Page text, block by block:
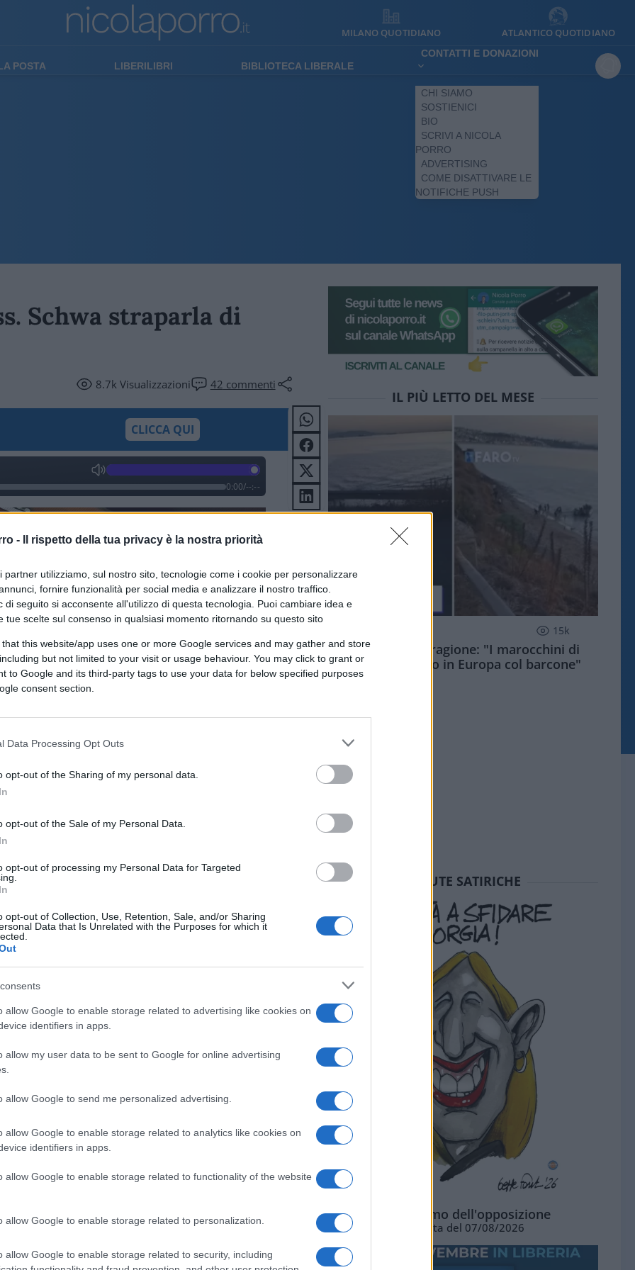
- Il rispetto della tua privacy è la nostra priorità
partner utilizziamo, sul nostro sito, tecnologie come i cookie per personalizzare
fornire funzionalità per social media e analizzare il nostro traffico.
di seguito si acconsente all'utilizzo di questa tecnologia. Puoi cambiare idea e
tue scelte sul consenso in qualsiasi momento ritornando su questo sito
that this website/app uses one or more Google services and may gather and store
but not limited to your visit or usage behaviour. You may click to grant or
to Google and its third-party tags to use your data for below specified purposes
consent section.
Data Processing Opt Outs
opt-out of the Sharing of my personal data.
opt-out of the Sale of my Personal Data.
opt-out of processing my Personal Data for Targeted
opt-out of Collection, Use, Retention, Sale, and/or Sharing
Data that Is Unrelated with the Purposes for which it
allow Google to enable storage related to advertising like cookies on
identifiers in apps.
allow my user data to be sent to Google for online advertising
allow Google to send me personalized advertising.
allow Google to enable storage related to analytics like cookies on
identifiers in apps.
allow Google to enable storage related to functionality of the website
allow Google to enable storage related to personalization.
allow Google to enable storage related to security, including
MILANO QUOTIDIANO ATLANTICO QUOTIDIANO
POSTA LIBERILIBRI BIBLIOTECA LIBERALE
CONTATTI E DONAZIONI
CHI SIAMO
SOSTIENICI
BIO
SCRIVI A NICOLA
PORRO
ADVERTISING
COME DISATTIVARE LE
NOTIFICHE PUSH
Schwa straparla di
8.7kVisualizzazioni 42 commenti
CLICCA QUI
0:00/--:--
il cerchio alla testa dopo una nottata a
c’è:
meglio. Più parla, infatti, e più la
Enrico Letta, non ci siamo mai
di consueto lo schwa (!). Ma cosa
persona”. Perché ci si incontra come
che scrivo questa lettera pubblica per
in correlazione la questione che
che scrive al segretario del Pd? Io no.
che questa è la grande scrittrice.
domande a Letta: “Perché ci sono il
suo o di qualcun altro dell’opposizione?
destra espongono alla rabbia della
si comporta come se la sua
gli avversari politici seduti in
IL PIÙ LETTO DEL MESE
15k
Meloni aveva ragione: "I marocchini di
Ceuta sbarcano in Europa col barcone"
SEDUTE SATIRICHE
L'ottimismo dell'opposizione
Vignetta del 07/08/2026